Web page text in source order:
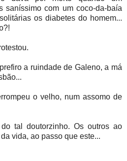
saníssimo com um coco-da-baía
os diabetes do homem...
a ruindade de Galeno, a má
o velho, num assomo de
tal doutorzinho. Os outros ao
vida, ao passo que este...